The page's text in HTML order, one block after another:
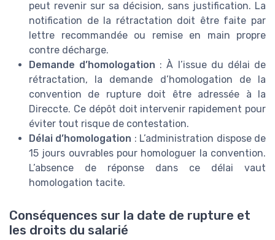
peut revenir sur sa décision, sans justification. La
notification de la rétractation doit être faite par
lettre recommandée ou remise en main propre
contre décharge.
Demande d’homologation : À l’issue du délai de
rétractation, la demande d’homologation de la
convention de rupture doit être adressée à la
Direccte. Ce dépôt doit intervenir rapidement pour
éviter tout risque de contestation.
Délai d’homologation : L’administration dispose de
15 jours ouvrables pour homologuer la convention.
L’absence de réponse dans ce délai vaut
homologation tacite.
Conséquences sur la date de rupture et
les droits du salarié